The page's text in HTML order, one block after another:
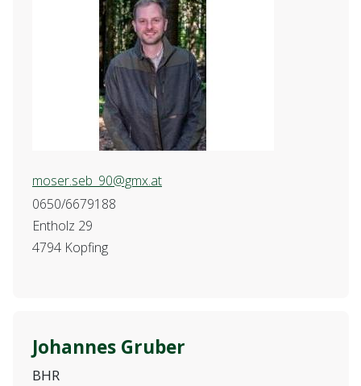
moser.seb_90@gmx.at
0650/6679188
Entholz 29
4794 Kopfing
Johannes Gruber
BHR